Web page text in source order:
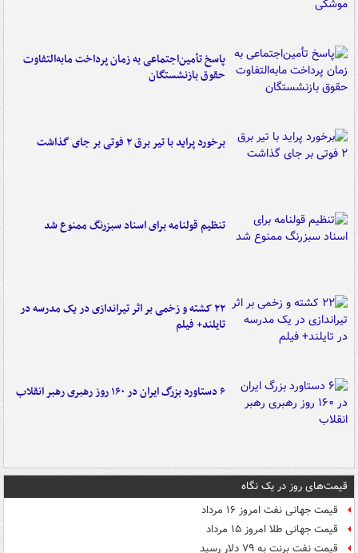
پاسخ تأمین‌اجتماعی به زمان پرداخت مابه‌التفاوت
حقوق بازنشستگان
برخورد پراید با تیر برق ۲ فوتی بر جای گذاشت
تنظیم قولنامه برای اسناد سبزرنگ ممنوع شد
۲۲ کشته و زخمی بر اثر تیراندازی در یک مدرسه در
تایلند+ فیلم
۶ دستاورد بزرگ ایران در ۱۶۰ روز رهبری رهبر انقلاب
قیمت‌های روز در یک نگاه
قیمت جهانی نفت امروز ۱۶ مرداد
قیمت جهانی طلا امروز ۱۵ مرداد
قیمت نفت برنت به ۷۹ دلار رسید